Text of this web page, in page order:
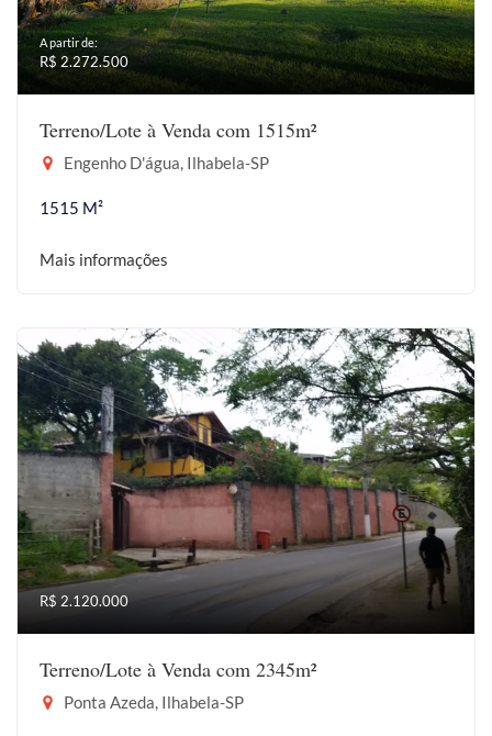
A partir de:
R$ 2.272.500
Terreno/Lote à Venda com 1515m²
Engenho D'água, Ilhabela-SP
1515 M²
Mais informações
R$ 2.120.000
Terreno/Lote à Venda com 2345m²
Ponta Azeda, Ilhabela-SP